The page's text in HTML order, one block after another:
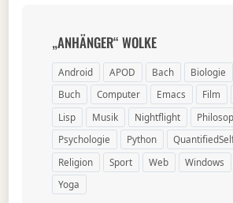
„ANHÄNGER“ WOLKE
Android APOD Bach Biologie
Buch
Computer Emacs Film
Lisp
Musik Nightflight
Psychologie
Python
Religion
Sport Web Windows
Yoga